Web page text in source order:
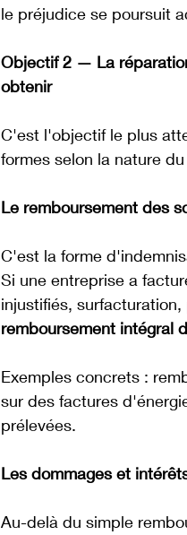
le préjudice se poursuit
Objectif 2 — La
obtenir
C'est l'objectif le plus
formes selon la nature
Le remboursement des
C'est la forme
Si une entreprise a
injustifiés,
remboursement intégral
Exemples concrets :
sur des factures
prélevées.
Les dommages et
Au-delà du simple